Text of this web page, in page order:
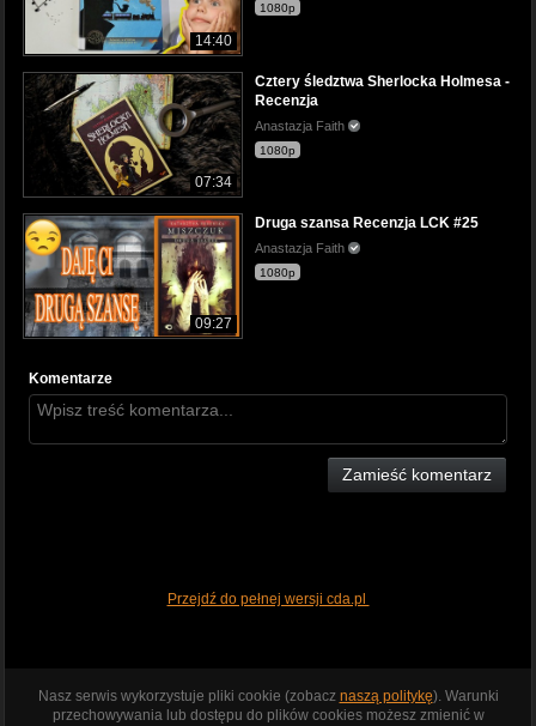
14:40
1080p
07:34
Cztery śledztwa Sherlocka Holmesa -
Recenzja
Anastazja Faith
1080p
09:27
Druga szansa Recenzja LCK #25
Anastazja Faith
1080p
Komentarze
Zamieść komentarz
Przejdź do pełnej wersji cda.pl
Nasz serwis wykorzystuje pliki cookie (zobacz naszą politykę). Warunki
przechowywania lub dostępu do plików cookies możesz zmienić w